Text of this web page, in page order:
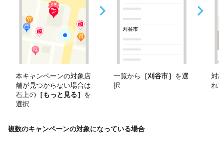
本キャンペーンの対象店
舗が見つからない場合は
右上の ［もっと見る］ を
選択
一覧から ［刈谷市］ を選
択
複数のキャンペーンの対象になっている場合